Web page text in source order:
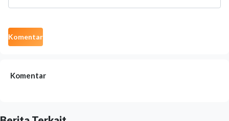
Komentar
Komentar